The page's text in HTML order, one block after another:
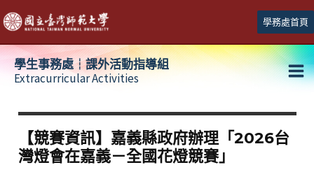
跳
至
主
學務處首頁
學生事務處┆課外活動指導組
Extracurricular Activities
【競賽資訊】嘉義縣政府辦理「2026台
灣燈會在嘉義－全國花燈競賽」